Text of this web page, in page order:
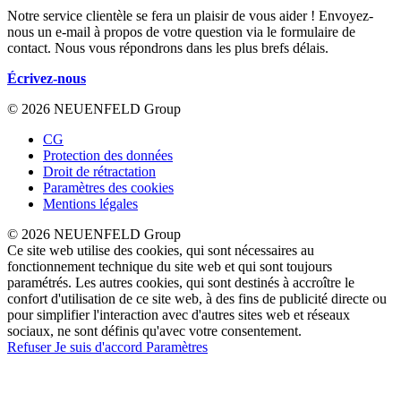
Notre service clientèle se fera un plaisir de vous aider ! Envoyez-
nous un e-mail à propos de votre question via le formulaire de
contact. Nous vous répondrons dans les plus brefs délais.
Écrivez-nous
© 2026 NEUENFELD Group
CG
Protection des données
Droit de rétractation
Paramètres des cookies
Mentions légales
© 2026 NEUENFELD Group
Ce site web utilise des cookies, qui sont nécessaires au
fonctionnement technique du site web et qui sont toujours
paramétrés. Les autres cookies, qui sont destinés à accroître le
confort d'utilisation de ce site web, à des fins de publicité directe ou
pour simplifier l'interaction avec d'autres sites web et réseaux
sociaux, ne sont définis qu'avec votre consentement.
RefuserJe suis d'accord Paramètres